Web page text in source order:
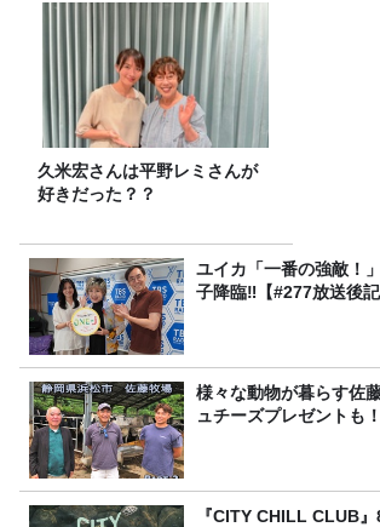
久米宏さんは平野レミさんが
好きだった？？
ユイカ「一番の強敵！
子降臨‼【#277放送後記
様々な動物が暮らす佐
ュチーズプレゼントも！
『CITY CHILL CLUB